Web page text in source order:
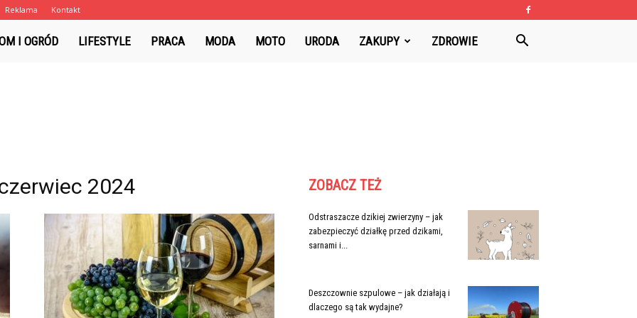
Reklama Kontakt
I OGRÓD LIFESTYLE PRACA MODA MOTO URODA ZAKUPY ZDROWIE
2024 ZOBACZ TEŻ
Odstraszacze dzikiej zwierzyny – jak
zabezpieczyć działkę przed dzikami,
sarnami i...
Deszczownie szpulowe – jak działają i
dlaczego są tak wydajne?